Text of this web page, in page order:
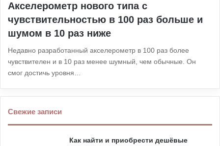
Акселерометр нового типа с
чувствительностью в 100 раз больше и
шумом в 10 раз ниже
Недавно разработанный акселерометр в 100 раз более
чувствителен и в 10 раз менее шумный, чем обычные. Он
смог достичь уровня…
Свежие записи
Как найти и приобрести дешёвые